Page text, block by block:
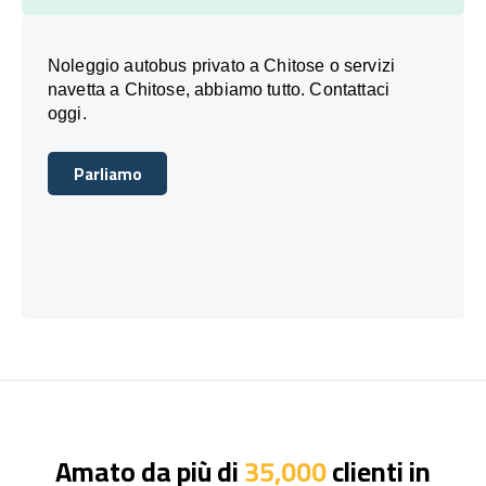
Noleggio autobus privato a Chitose o servizi
navetta a Chitose, abbiamo tutto. Contattaci
oggi.
Parliamo
Parliamo
Amato da più di35,000clienti in